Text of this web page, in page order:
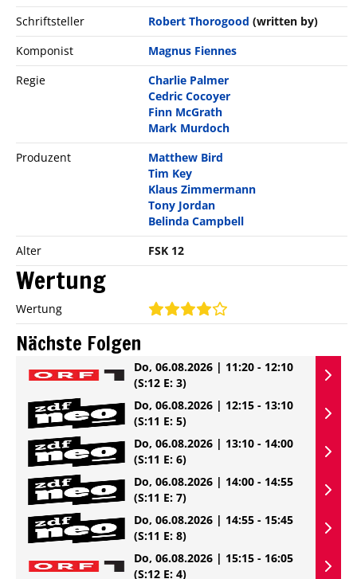
Schriftsteller
Robert Thorogood (written by)
Komponist
Magnus Fiennes
Regie
Charlie Palmer
Cedric Cocoyer
Finn McGrath
Mark Murdoch
Produzent
Matthew Bird
Tim Key
Klaus Zimmermann
Tony Jordan
Belinda Campbell
Alter
FSK 12
Wertung
Wertung
Nächste Folgen
Do, 06.08.2026 | 11:20 - 12:10
(S:12 E: 3)
Do, 06.08.2026 | 12:15 - 13:10
(S:11 E: 5)
Do, 06.08.2026 | 13:10 - 14:00
(S:11 E: 6)
Do, 06.08.2026 | 14:00 - 14:55
(S:11 E: 7)
Do, 06.08.2026 | 14:55 - 15:45
(S:11 E: 8)
Do, 06.08.2026 | 15:15 - 16:05
(S:12 E: 4)